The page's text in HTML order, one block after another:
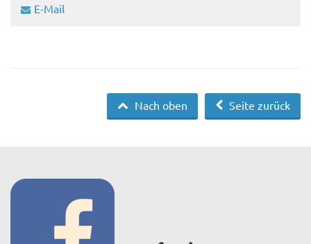
E-Mail
Seite zurück
Nach oben